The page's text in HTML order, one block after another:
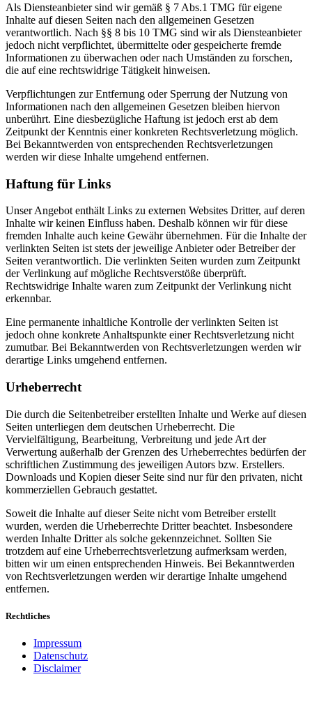
Als Diensteanbieter sind wir gemäß § 7 Abs.1 TMG für eigene
Inhalte auf diesen Seiten nach den allgemeinen Gesetzen
verantwortlich. Nach §§ 8 bis 10 TMG sind wir als Diensteanbieter
jedoch nicht verpflichtet, übermittelte oder gespeicherte fremde
Informationen zu überwachen oder nach Umständen zu forschen,
die auf eine rechtswidrige Tätigkeit hinweisen.
Verpflichtungen zur Entfernung oder Sperrung der Nutzung von
Informationen nach den allgemeinen Gesetzen bleiben hiervon
unberührt. Eine diesbezügliche Haftung ist jedoch erst ab dem
Zeitpunkt der Kenntnis einer konkreten Rechtsverletzung möglich.
Bei Bekanntwerden von entsprechenden Rechtsverletzungen
werden wir diese Inhalte umgehend entfernen.
Haftung für Links
Unser Angebot enthält Links zu externen Websites Dritter, auf deren
Inhalte wir keinen Einfluss haben. Deshalb können wir für diese
fremden Inhalte auch keine Gewähr übernehmen. Für die Inhalte der
verlinkten Seiten ist stets der jeweilige Anbieter oder Betreiber der
Seiten verantwortlich. Die verlinkten Seiten wurden zum Zeitpunkt
der Verlinkung auf mögliche Rechtsverstöße überprüft.
Rechtswidrige Inhalte waren zum Zeitpunkt der Verlinkung nicht
erkennbar.
Eine permanente inhaltliche Kontrolle der verlinkten Seiten ist
jedoch ohne konkrete Anhaltspunkte einer Rechtsverletzung nicht
zumutbar. Bei Bekanntwerden von Rechtsverletzungen werden wir
derartige Links umgehend entfernen.
Urheberrecht
Die durch die Seitenbetreiber erstellten Inhalte und Werke auf diesen
Seiten unterliegen dem deutschen Urheberrecht. Die
Vervielfältigung, Bearbeitung, Verbreitung und jede Art der
Verwertung außerhalb der Grenzen des Urheberrechtes bedürfen der
schriftlichen Zustimmung des jeweiligen Autors bzw. Erstellers.
Downloads und Kopien dieser Seite sind nur für den privaten, nicht
kommerziellen Gebrauch gestattet.
Soweit die Inhalte auf dieser Seite nicht vom Betreiber erstellt
wurden, werden die Urheberrechte Dritter beachtet. Insbesondere
werden Inhalte Dritter als solche gekennzeichnet. Sollten Sie
trotzdem auf eine Urheberrechtsverletzung aufmerksam werden,
bitten wir um einen entsprechenden Hinweis. Bei Bekanntwerden
von Rechtsverletzungen werden wir derartige Inhalte umgehend
entfernen.
Rechtliches
Impressum
Datenschutz
Disclaimer